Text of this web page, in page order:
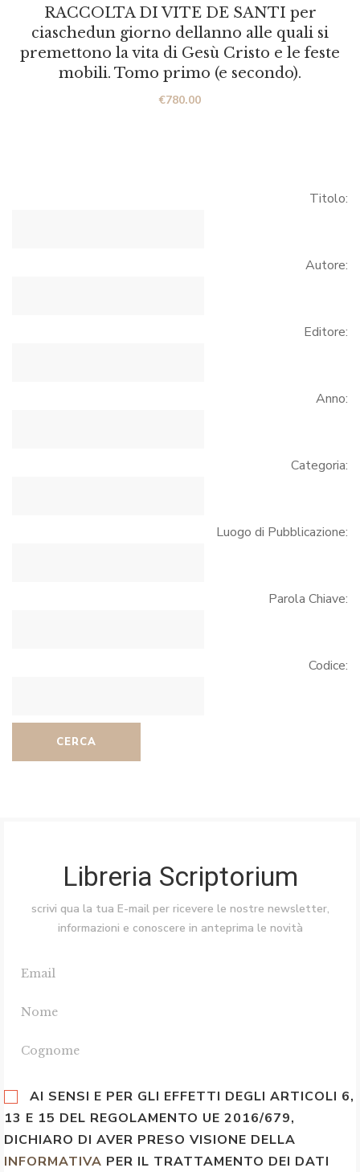
RACCOLTA DI VITE DE SANTI per
ciaschedun giorno dellanno alle quali si
premettono la vita di Gesù Cristo e le feste
mobili. Tomo primo (e secondo).
€780.00
Titolo:
Autore:
Editore:
Anno:
Categoria:
Luogo di Pubblicazione:
Parola Chiave:
Codice:
CERCA
Libreria Scriptorium
scrivi qua la tua E-mail per ricevere le nostre newsletter,
informazioni e conoscere in anteprima le novità
AI SENSI E PER GLI EFFETTI DEGLI ARTICOLI 6,
13 E 15 DEL REGOLAMENTO UE 2016/679,
DICHIARO DI AVER PRESO VISIONE DELLA
INFORMATIVA PER IL TRATTAMENTO DEI DATI